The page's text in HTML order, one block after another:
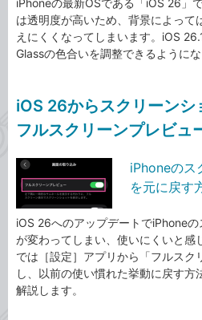
iPhoneの最新OSである「iOS 26」
は透明度が高いため、背景によって
えにくくなってしまいます。iOS
Glassの色合いを調整できるようにな
iOS 26からスクリーンシ
フルスクリーンプレビュ
iPhoneのス
を元に戻す
iOS 26へのアップデートでiPhone
が変わってしまい、使いにくいと感
では［設定］アプリから「フルスク
し、以前の使い慣れた挙動に戻す方
解説します。